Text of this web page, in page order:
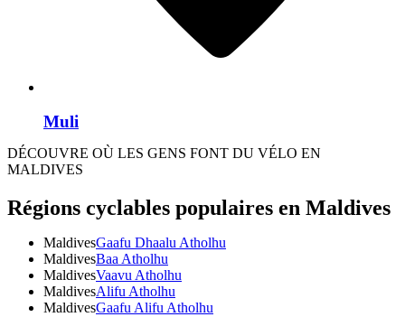
Muli
DÉCOUVRE OÙ LES GENS FONT DU VÉLO EN
MALDIVES
Régions cyclables populaires en Maldives
MaldivesGaafu Dhaalu Atholhu
MaldivesBaa Atholhu
MaldivesVaavu Atholhu
MaldivesAlifu Atholhu
MaldivesGaafu Alifu Atholhu